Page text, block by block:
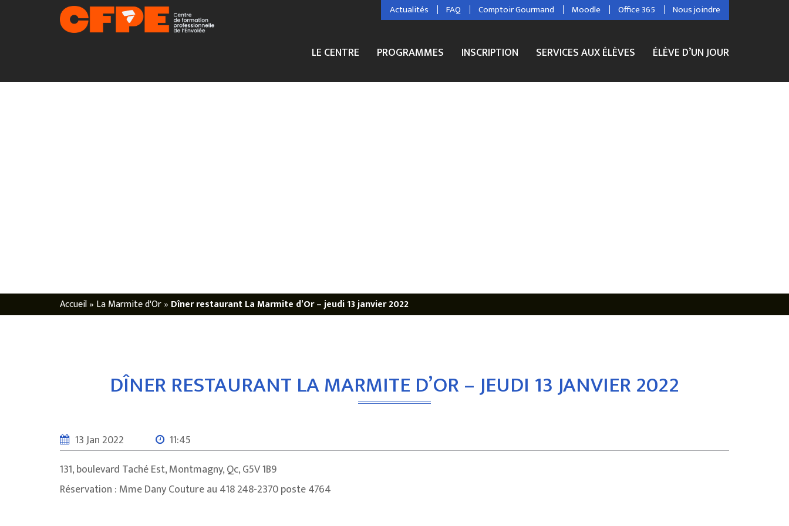
Actualités FAQ Comptoir Gourmand Moodle Office 365 Nous joindre
LE CENTRE PROGRAMMES INSCRIPTION SERVICES AUX ÉLÈVES ÉLÈVE D’UN JOUR
Accueil» La Marmite d'Or» Dîner restaurant La Marmite d’Or – jeudi 13 janvier 2022
DÎNER RESTAURANT LA MARMITE D’OR – JEUDI 13 JANVIER 2022
13 Jan 2022
11:45
131, boulevard Taché Est, Montmagny, Qc, G5V 1B9
Réservation : Mme Dany Couture au 418 248-2370 poste 4764